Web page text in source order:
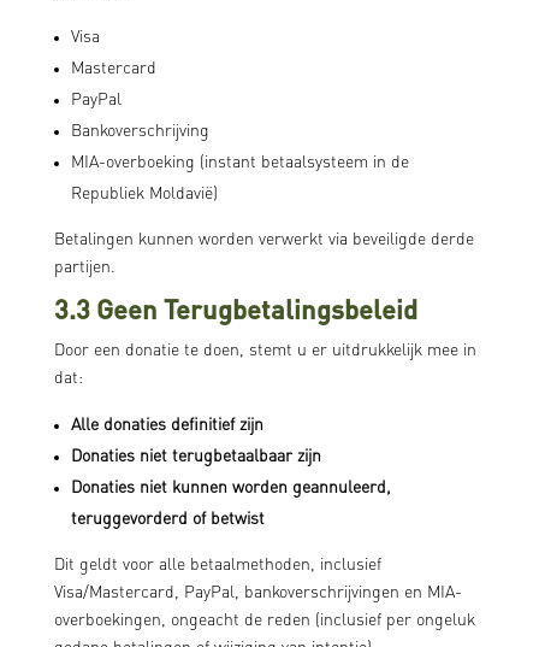
Visa
Mastercard
PayPal
Bankoverschrijving
MIA-overboeking (instant betaalsysteem in de
Republiek Moldavië)
Betalingen kunnen worden verwerkt via beveiligde derde
partijen.
3.3 Geen Terugbetalingsbeleid
Door een donatie te doen, stemt u er uitdrukkelijk mee in
dat:
Alle donaties definitief zijn
Donaties niet terugbetaalbaar zijn
Donaties niet kunnen worden geannuleerd,
teruggevorderd of betwist
Dit geldt voor alle betaalmethoden, inclusief
Visa/Mastercard, PayPal, bankoverschrijvingen en MIA-
overboekingen, ongeacht de reden (inclusief per ongeluk